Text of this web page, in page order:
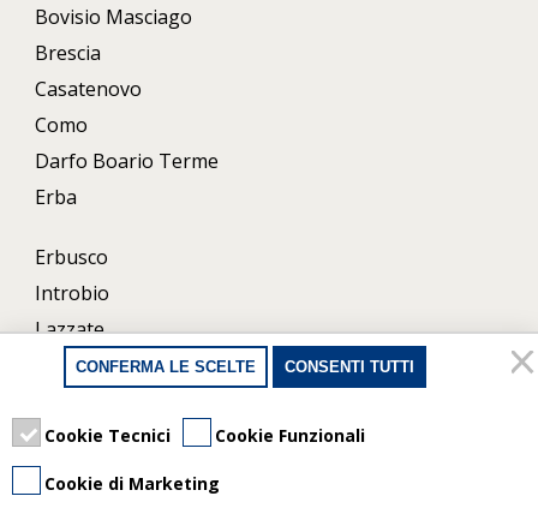
Bovisio Masciago
Brescia
Casatenovo
Como
Darfo Boario Terme
Erba
Erbusco
Introbio
Lazzate
Lecco
Porlezza
Uboldo
CONFERMA LE SCELTE CONSENTI TUTTI
Cookie Tecnici Cookie Funzionali
Cookie di Marketing